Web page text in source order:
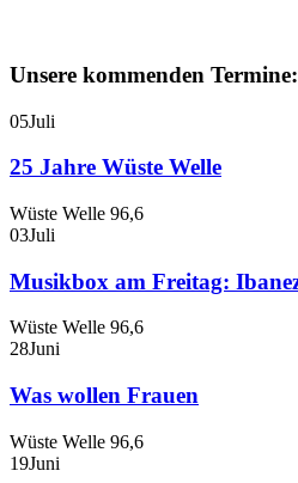
Unsere kommenden Termine:
05Juli
25 Jahre Wüste Welle
Wüste Welle 96,6
03Juli
Musikbox am Freitag:
Wüste Welle 96,6
28Juni
Was wollen Frauen
Wüste Welle 96,6
19Juni